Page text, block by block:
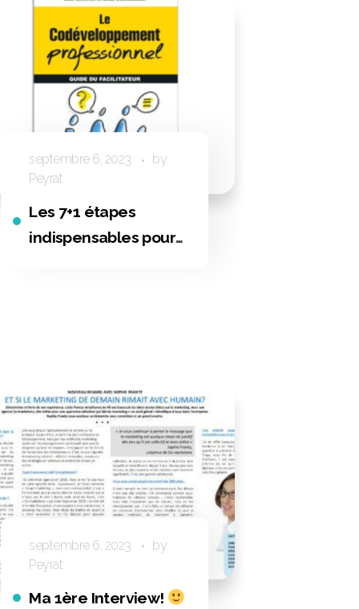
septembre 6, 2023
by
Peyrat
Les 7+1 étapes
indispensables pour
septembre 6, 2023
by
Peyrat
Ma 1ère Interview!